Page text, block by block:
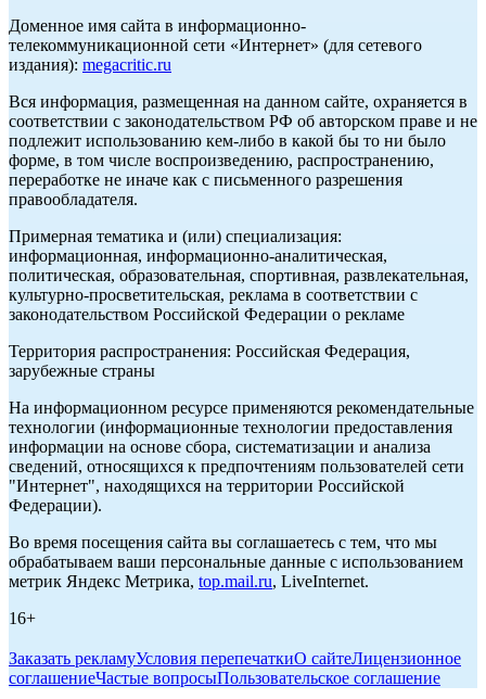
Доменное имя сайта в информационно-
телекоммуникационной сети «Интернет» (для сетевого
издания): megacritic.ru
Вся информация, размещенная на данном сайте, охраняется в
соответствии с законодательством РФ об авторском праве и не
подлежит использованию кем-либо в какой бы то ни было
форме, в том числе воспроизведению, распространению,
переработке не иначе как с письменного разрешения
правообладателя.
Примерная тематика и (или) специализация:
информационная, информационно-аналитическая,
политическая, образовательная, спортивная, развлекательная,
культурно-просветительская, реклама в соответствии с
законодательством Российской Федерации о рекламе
Территория распространения: Российская Федерация,
зарубежные страны
На информационном ресурсе применяются рекомендательные
технологии (информационные технологии предоставления
информации на основе сбора, систематизации и анализа
сведений, относящихся к предпочтениям пользователей сети
"Интернет", находящихся на территории Российской
Федерации).
Во время посещения сайта вы соглашаетесь с тем, что мы
обрабатываем ваши персональные данные с использованием
метрик Яндекс Метрика, top.mail.ru, LiveInternet.
16+
Заказать рекламуУсловия перепечаткиО сайтеЛицензионное
соглашениеЧастые вопросыПользовательское соглашение